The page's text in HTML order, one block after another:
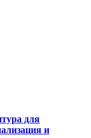
для
и